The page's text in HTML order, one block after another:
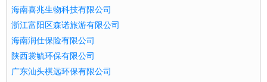
海南喜兆生物科技有限公司
浙江富阳区森诺旅游有限公司
海南润仕保险有限公司
陕西裳毓环保有限公司
广东汕头棋远环保有限公司